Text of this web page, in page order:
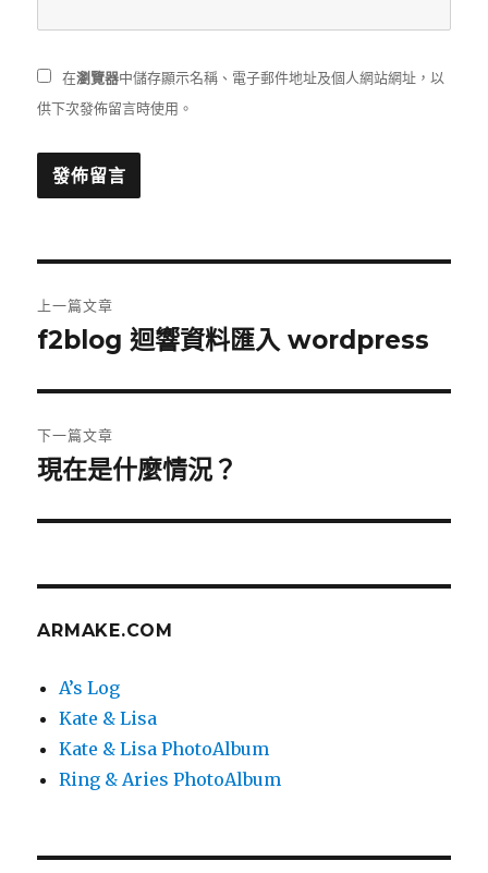
在瀏覽器中儲存顯示名稱、電子郵件地址及個人網站網址，以
供下次發佈留言時使用。
章
覽
上一篇文章
上
篇
文
章:
f2blog 迴響資料匯入 wordpress
下一篇文章
下
篇
章:
現在是什麼情況？
ARMAKE.COM
A’s Log
Kate & Lisa
Kate & Lisa PhotoAlbum
Ring & Aries PhotoAlbum